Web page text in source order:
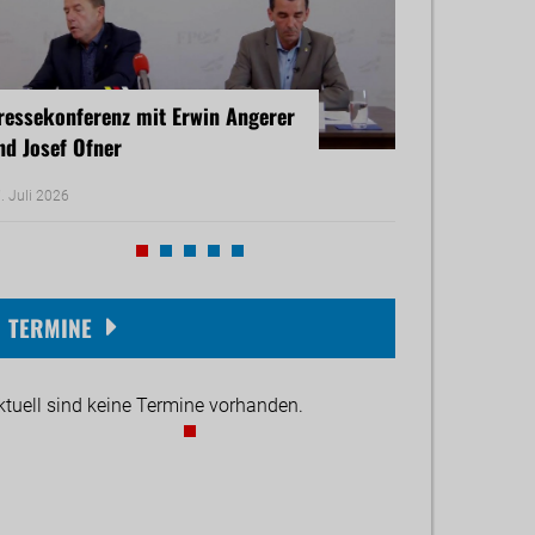
mit Erwin Angerer
Josef Ofner
Juli 2026
Michael Reiner
TERMINE
sind keine Termine vorhanden.